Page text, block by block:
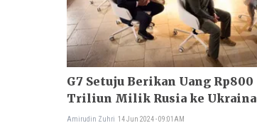
G7 Setuju Berikan Uang Rp800
Triliun Milik Rusia ke Ukraina
Amirudin Zuhri 14 Jun 2024 - 09:01AM